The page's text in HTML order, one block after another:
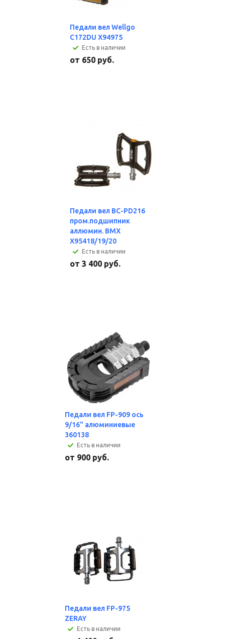
Педали вел Wellgo
C172DU X94975
Есть в наличии
от 650 руб.
Педали вел BC-PD216
пром.подшипник
аллюмин. BMX
X95418/19/20
Есть в наличии
от 3 400 руб.
Педали вел FP-909 ось
9/16" алюминиевые
360138
Есть в наличии
от 900 руб.
Педали вел FP-975
ZERAY
Есть в наличии